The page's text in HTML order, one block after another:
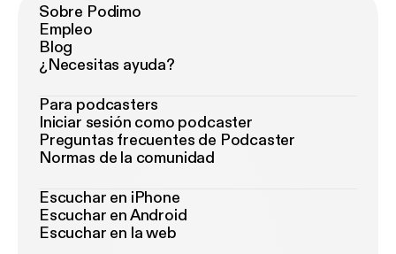
Sobre Podimo
Empleo
Blog
¿Necesitas ayuda?
Para podcasters
Iniciar sesión como podcaster
Preguntas frecuentes de Podcaster
Normas de la comunidad
Escuchar en iPhone
Escuchar en Android
Escuchar en la web